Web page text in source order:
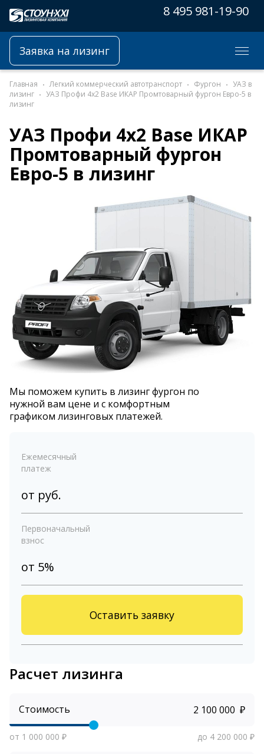
8 495 981-19-90
Заявка на лизинг
Главная Легкий коммерческий автотранспорт Фургон
УАЗ в
лизинг
УАЗ Профи 4x2 Base ИКАР Промтоварный фургон Евро-5 в
лизинг
УАЗ Профи 4x2 Base ИКАР
Промтоварный фургон
Евро-5 в лизинг
Мы поможем купить в лизинг фургон по
нужной вам цене и с комфортным
графиком лизинговых платежей.
Ежемесячный
платеж
от руб.
Первоначальный
взнос
от 5%
Оставить заявку
Расчет лизинга
Стоимость ₽
от 1 000 000 ₽ до 4 200 000 ₽